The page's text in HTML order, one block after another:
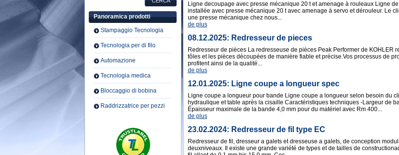
Panoramica prodotti
Stampaggio Tecnologia
Tecnologia per di filo
Automazione
Tecnologia medica
Bloccaggio di bobina
Raddrizzatrice per pezzi
Ligne decoupage avec presse mécanique 20 t et amenage à rouleaux Ligne
installée avec presse mécanique 20 t avec amenage à servo et dérouleur. Le
une presse mécanique chez nous...
de plus
08.12.2025: Redresseur de pieces
Redresseur de pièces La redresseuse de pièces Peak Performer de KOHLER
tôles et les pièces découpées de manière fiable et précise.Vos processus de
profitent ainsi de la qualité...
de plus
12.01.2025: Ligne coupe a longueur spec
Ligne coupe a longueur pour bande Ligne coupe a longueur selon besoin du
hydraulique et table après la cisaille Caractéristiques techniques -Largeur de
Épaisseur maximale de la bande 4,0 mm pour du matériel avec Rm 400...
de plus
23.02.2024: Redresseur de fil type EC
Redresseur de fil, dresseur a galets et dresseuse a galets, de conception
deuxniveaux. Il existe une grande variété de types et de tailles de